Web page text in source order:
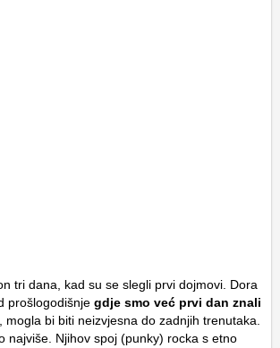
tri dana, kad su se slegli prvi dojmovi. Dora
prošlogodišnje gdje smo već prvi dan znali
, mogla bi biti neizvjesna do zadnjih trenutaka.
najviše. Njihov spoj (punky) rocka s etno